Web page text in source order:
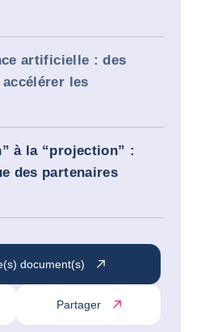
artificielle : des
les
à la “projection” :
des partenaires
document(s)
Partager